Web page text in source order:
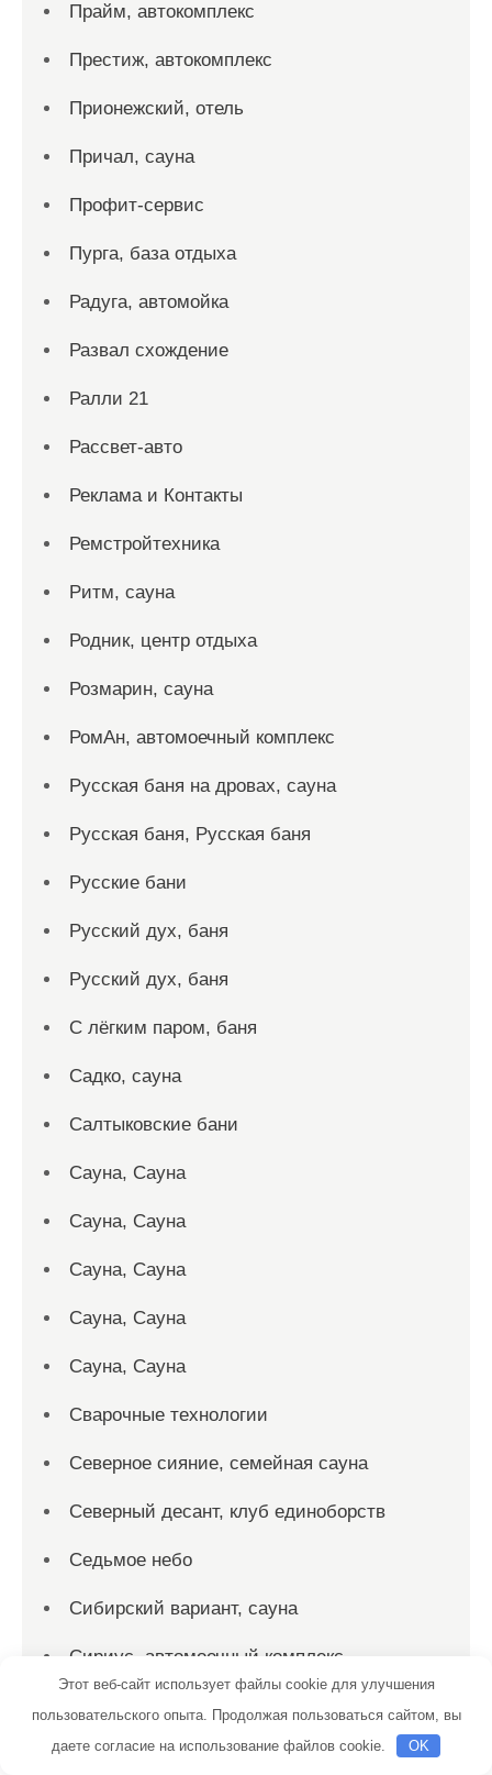
Прайм, автокомплекс
Престиж, автокомплекс
Прионежский, отель
Причал, сауна
Профит-сервис
Пурга, база отдыха
Радуга, автомойка
Развал схождение
Ралли 21
Рассвет-авто
Реклама и Контакты
Ремстройтехника
Ритм, сауна
Родник, центр отдыха
Розмарин, сауна
РомАн, автомоечный комплекс
Русская баня на дровах, сауна
Русская баня, Русская баня
Русские бани
Русский дух, баня
Русский дух, баня
С лёгким паром, баня
Садко, сауна
Салтыковские бани
Сауна, Сауна
Сауна, Сауна
Сауна, Сауна
Сауна, Сауна
Сауна, Сауна
Сварочные технологии
Северное сияние, семейная сауна
Северный десант, клуб единоборств
Седьмое небо
Сибирский вариант, сауна
Сириус, автомоечный комплекс
Скиф, автомойка
Скиф, автомойка
Этот веб-сайт использует файлы cookie для улучшения
пользовательского опыта. Продолжая пользоваться сайтом, вы
даете согласие на использование файлов cookie.
OK